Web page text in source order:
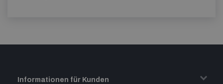
Informationen für Kunden